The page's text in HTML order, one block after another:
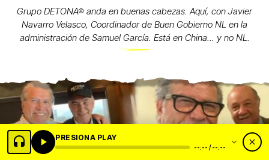
Grupo DETONA® anda en buenas cabezas. Aquí, con Javier
Navarro Velasco, Coordinador de Buen Gobierno NL en la
administración de Samuel García. Está en China... y no NL.
PRESIONA PLAY
--:-- / --:--